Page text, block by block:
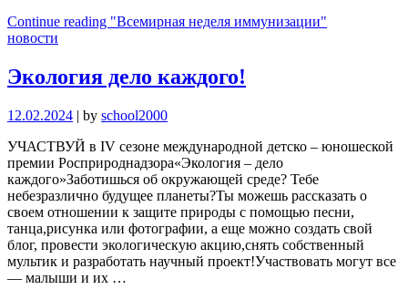
Continue reading "Всемирная неделя иммунизации"
новости
Экология дело каждого!
12.02.2024 | by school2000
УЧАСТВУЙ в IV сезоне международной детско – юношеской
премии Росприроднадзора«Экология – дело
каждого»Заботишься об окружающей среде? Тебе
небезразлично будущее планеты?Ты можешь рассказать о
своем отношении к защите природы с помощью песни,
танца,рисунка или фотографии, а еще можно создать свой
блог, провести экологическую акцию,снять собственный
мультик и разработать научный проект!Участвовать могут все
— малыши и их …